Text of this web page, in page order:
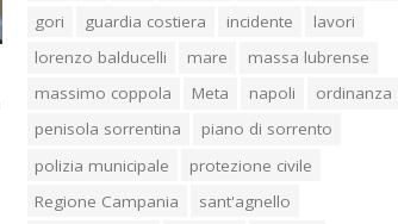
gori
guardia costiera incidente
lavori
lorenzo balducelli
mare
massa lubrense
massimo coppola
Meta napoli
ordinanza
penisola sorrentina
piano di sorrento
polizia municipale
protezione civile
Regione Campania
sant'agnello